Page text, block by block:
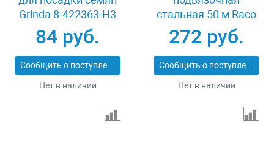
Grinda 8-422363-H3
84 руб.
Сообщить о поступлении
Нет в наличии
стальная 50 м Raco
42359-53645H
272 руб.
Сообщить о поступлении
Нет в наличии